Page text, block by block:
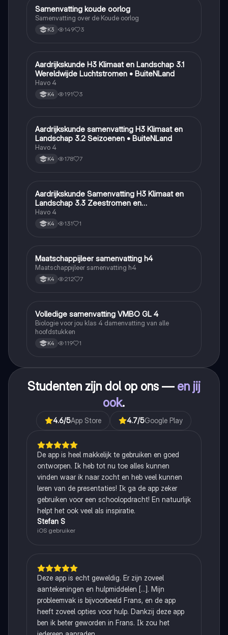
Geschiedenis
Samenvatting koude oorlog
Samenvatting over de Koude oorlog
K3 149 3
Aardrijkskunde
Aardrijkskunde H3 Klimaat en Landschap 3.1
Wereldwijde Luchtstromen • BuiteNLand
Havo 4
K4 191 3
Aardrijkskunde
Aardrijkskunde samenvatting H3 Klimaat en
Landschap 3.2 Seizoenen • BuiteNLand
Havo 4
K4 178 7
Aardrijkskunde
Aardrijkskunde Samenvatting H3 Klimaat en
Landschap 3.3 Zeestromen en
Klimaatgebieden • BuiteNLand
Havo 4
K4 131 1
Maatschappijleer
Maatschappijleer samenvatting h4
Maatschappijleer samenvatting h4
K4 212 7
Biologie
Volledige samenvatting VMBO GL 4
Biologie voor jou klas 4 damenvatting van alle
hoofdstukken
K4 119 1
Studenten zijn dol op ons — en jij
ook.
4.6/5App Store 4.7/5Google Play
De app is heel makkelijk te gebruiken en goed
ontworpen. Ik heb tot nu toe alles kunnen
vinden waar ik naar zocht en heb veel kunnen
leren van de presentaties! Ik ga de app zeker
gebruiken voor een schoolopdracht! En natuurlijk
helpt het ook veel als inspiratie.
Stefan S
iOS gebruiker
Deze app is echt geweldig. Er zijn zoveel
aantekeningen en hulpmiddelen [...]. Mijn
probleemvak is bijvoorbeeld Frans, en de app
heeft zoveel opties voor hulp. Dankzij deze app
ben ik beter geworden in Frans. Ik zou het